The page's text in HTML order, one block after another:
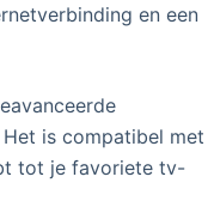
en een
is compatibel met
tot je favoriete tv-